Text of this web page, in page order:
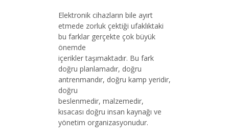
Elektronik cihazların bile ayırt
etmede zorluk çektiği ufaklıktaki
bu farklar gerçekte çok büyük
önemde
içerikler taşımaktadır. Bu fark
doğru planlamadır, doğru
antrenmandır, doğru kamp yeridir,
doğru
beslenmedir, malzemedir,
kısacası doğru insan kaynağı ve
yönetim organizasyonudur.